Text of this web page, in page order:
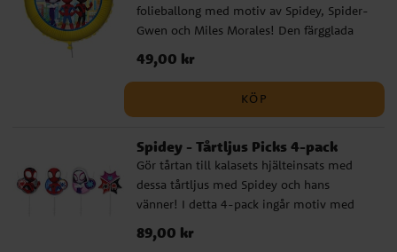
folieballong med motiv av Spidey, Spider-
Gwen och Miles Morales! Den färgglada
sprider glädje på kalaset. Ballongen är 46
helium. Förpackningen innehåller
Kan fyllas med luft eller helium ✔️
Inkluderar ballongvikt, snöre och sugrör
Pris :49,00 kr
49,00 kr
KÖP
Spidey - Tårtljus Picks 4-pack
Gör tårtan till kalasets hjälteinsats med
dessa tårtljus med Spidey och hans
vänner! I detta 4-pack ingår motiv med
Spidey, Spin, Ghost-Spider och en
färgstark spindelsymbol, perfekta för ett
Pris:89,00 kr
89,00 kr